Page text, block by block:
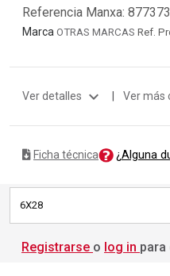
Referencia Manxa: 877373
Marca OTRAS MARCAS Ref.
Ver detalles expand_more | Ver más
Ficha técnica ¿Alguna
6X28
Registrarse o log in para